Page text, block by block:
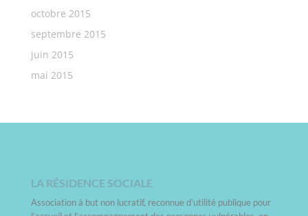
octobre 2015
septembre 2015
juin 2015
mai 2015
LA RÉSIDENCE SOCIALE
Association à but non lucratif, reconnue d’utilité publique pour